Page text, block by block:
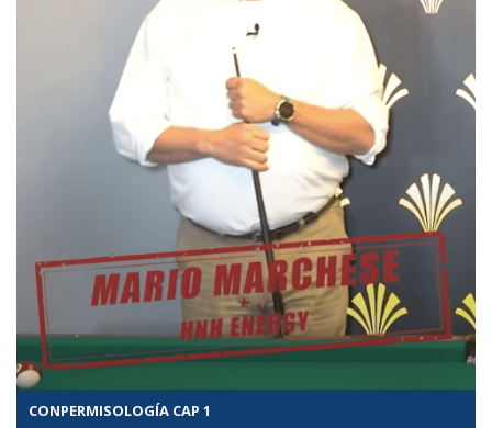
CONPERMISOLOGÍA CAP 1